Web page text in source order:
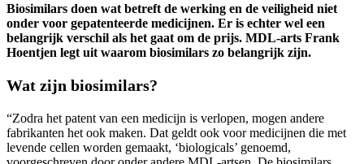
Biosimilars doen wat betreft de werking en de veiligheid niet
onder voor gepatenteerde medicijnen. Er is echter wel een
belangrijk verschil als het gaat om de prijs. MDL-arts Frank
Hoentjen legt uit waarom biosimilars zo belangrijk zijn.
Wat zijn biosimilars?
“Zodra het patent van een medicijn is verlopen, mogen andere
fabrikanten het ook maken. Dat geldt ook voor medicijnen die met
levende cellen worden gemaakt, ‘biologicals’ genoemd,